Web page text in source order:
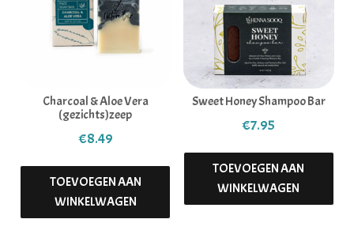
Charcoal & Aloe Vera
(gezichts)zeep
€8.49
TOEVOEGEN AAN
WINKELWAGEN
Sweet Honey Shampoo Bar
€7.95
TOEVOEGEN AAN
WINKELWAGEN